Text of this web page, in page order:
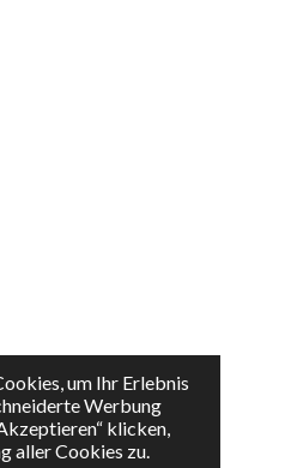
um Ihr Erlebnis
Werbung
klicken,
aller Cookies zu.